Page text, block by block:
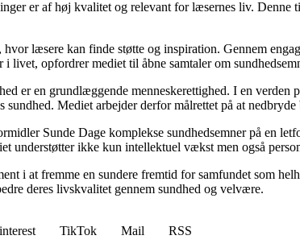
er af høj kvalitet og relevant for læsernes liv.
læsere kan finde støtte og inspiration. Gennem
livet, opfordrer mediet til åbne samtaler om
er en grundlæggende menneskerettighed. I en
Mediet arbejder derfor målrettet på at
Sunde Dage komplekse sundhedsemner på en
understøtter ikke kun intellektuel vækst men også
i at fremme en sundere fremtid for samfundet som
deres livskvalitet gennem sundhed og velvære.
TikTok Mail
RSS